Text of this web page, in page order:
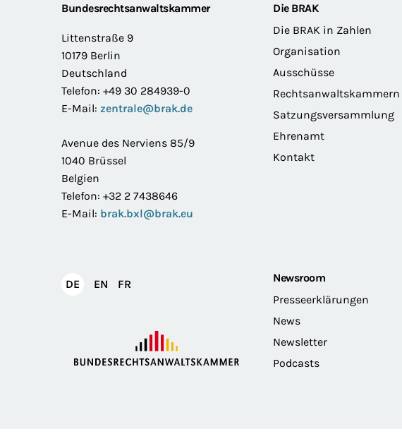
FooterBundesrechtsanwaltskammer
Littenstraße 9
10179 Berlin
Deutschland
Telefon: +49 30 284939-0
E-Mail: zentrale@brak.de
Avenue des Nerviens 85/9
1040 Brüssel
Belgien
Telefon: +32 2 7438646
E-Mail: brak.bxl@brak.eu
Die BRAK
Die BRAK in Zahlen
Organisation
Ausschüsse
Rechtsanwaltskammern
Satzungsversammlung
Ehrenamt
Kontakt
DEDeutsch
EN English
FR
Newsroom
Presseerklärungen
News
Newsletter
Podcasts